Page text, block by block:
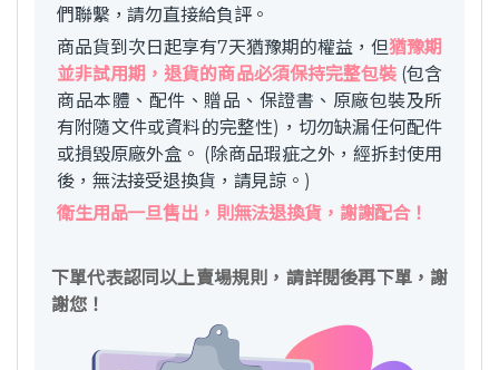
們聯繫，請勿直接給負評。
商品貨到次日起享有7天猶豫期的權益，但猶豫期
並非試用期，退貨的商品必須保持完整包裝(包含
商品本體、配件、贈品、保證書、原廠包裝及所
有附隨文件或資料的完整性)，切勿缺漏任何配件
或損毀原廠外盒。 (除商品瑕疵之外，經拆封使用
後，無法接受退換貨，請見諒。)
衛生用品一旦售出，則無法退換貨，謝謝配合！
下單代表認同以上賣場規則，請詳閱後再下單，謝
謝您！